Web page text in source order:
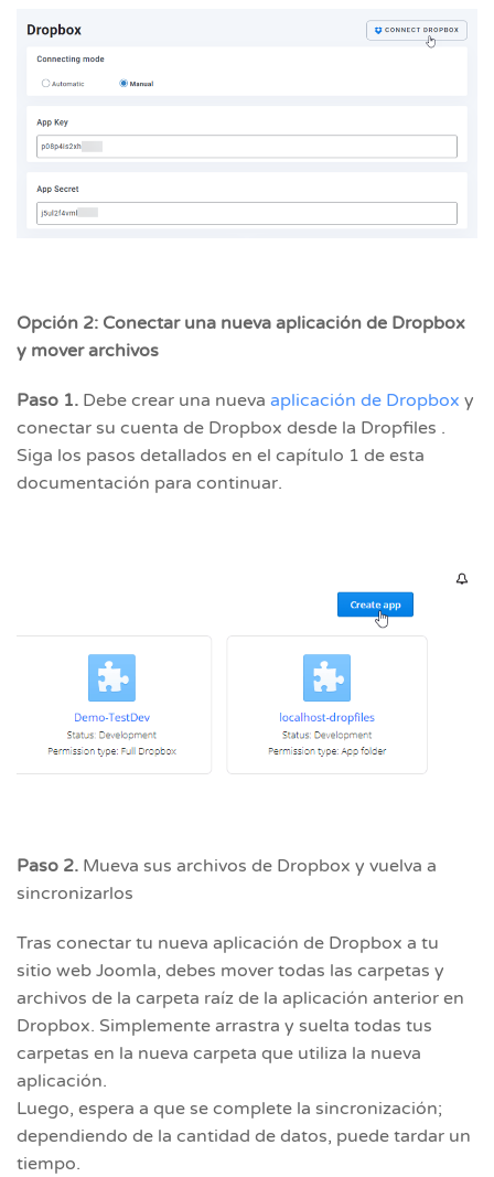
Opción 2: Conectar una nueva aplicación de Dropbox
y mover archivos
Paso 1. Debe crear una nueva aplicación de Dropbox y
conectar su cuenta de Dropbox desde la Dropfiles .
Siga los pasos detallados en el capítulo 1 de esta
documentación para continuar.
Paso 2. Mueva sus archivos de Dropbox y vuelva a
sincronizarlos
Tras conectar tu nueva aplicación de Dropbox a tu
sitio web Joomla, debes mover todas las carpetas y
archivos de la carpeta raíz de la aplicación anterior en
Dropbox. Simplemente arrastra y suelta todas tus
carpetas en la nueva carpeta que utiliza la nueva
aplicación.
Luego, espera a que se complete la sincronización;
dependiendo de la cantidad de datos, puede tardar un
tiempo.